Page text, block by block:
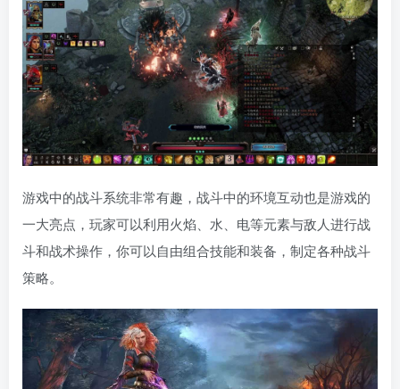
游戏中的战斗系统非常有趣，战斗中的环境互动也是游戏的
一大亮点，玩家可以利用火焰、水、电等元素与敌人进行战
斗和战术操作，你可以自由组合技能和装备，制定各种战斗
策略。